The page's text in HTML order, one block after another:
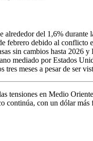
del 1,6% durante
febrero debido al
sin cambios hasta 2026
mediado por Estados
meses a pesar de ser
tensiones en Medio
con un dólar más